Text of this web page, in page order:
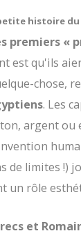
histoire
premiers «
est qu'ils
chose,
. Les
argent ou
de limites !)
un rôle
et